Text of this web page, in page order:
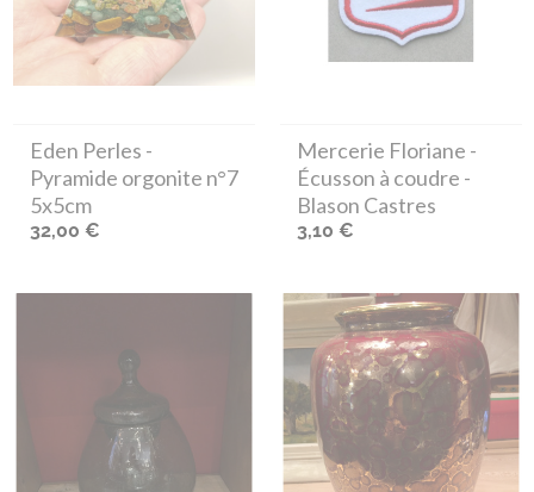
Eden Perles -
Pyramide orgonite n°7
5x5cm
32,00 €
Mercerie Floriane -
Écusson à coudre -
Blason Castres
3,10 €